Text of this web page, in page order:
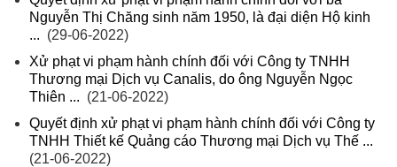
Nguyễn Thị Chăng sinh năm 1950, là đại diện Hộ kinh
... (29-06-2022)
Xử phạt vi phạm hành chính đối với Công ty TNHH
Thương mại Dịch vụ Canalis, do ông Nguyễn Ngọc
Thiên ... (21-06-2022)
Quyết định xử phạt vi phạm hành chính đối với Công ty
TNHH Thiết kế Quảng cáo Thương mại Dịch vụ Thế ...
(21-06-2022)